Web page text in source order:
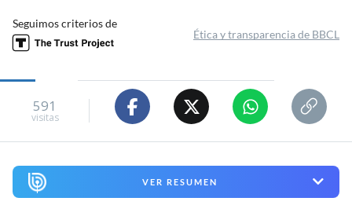
Seguimos criterios de
Ética y transparencia de BBCL
591
visitas
VER RESUMEN